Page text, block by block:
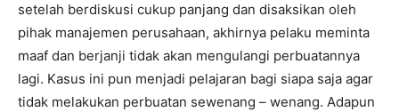
setelah berdiskusi cukup panjang dan disaksikan oleh
pihak manajemen perusahaan, akhirnya pelaku meminta
maaf dan berjanji tidak akan mengulangi perbuatannya
lagi. Kasus ini pun menjadi pelajaran bagi siapa saja agar
tidak melakukan perbuatan sewenang – wenang. Adapun